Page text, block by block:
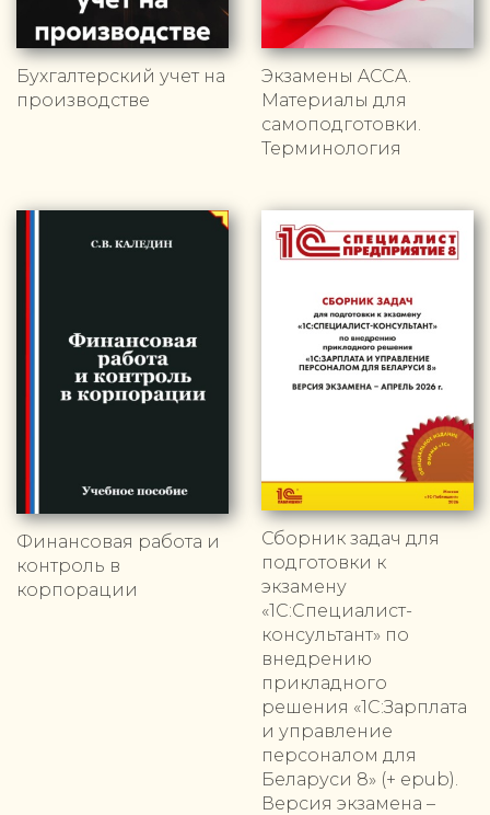
Бухгалтерский учет на
производстве
Экзамены ACCA.
Материалы для
самоподготовки.
Терминология
Финансовая работа и
контроль в
корпорации
Сборник задач для
подготовки к
экзамену
«1С:Специалист-
консультант» по
внедрению
прикладного
решения «1С:Зарплата
и управление
персоналом для
Беларуси 8» (+ epub).
Версия экзамена –